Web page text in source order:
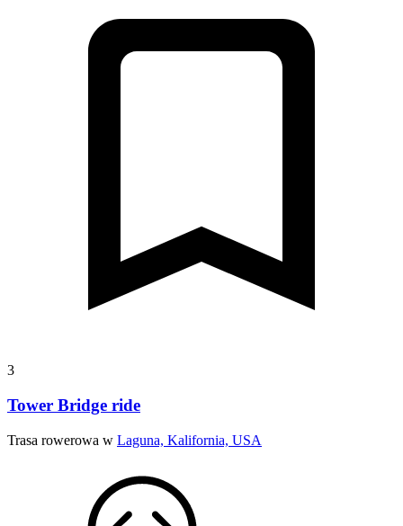
3
Tower Bridge ride
Trasa rowerowa w Laguna, Kalifornia, USA